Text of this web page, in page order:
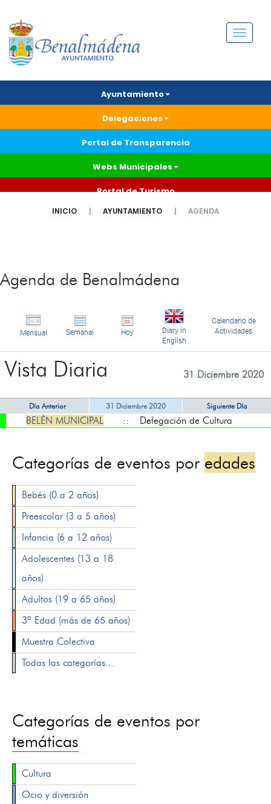
Menú
Ayuntamiento
Delegaciones
Portal de Transparencia
Webs Municipales
Portal de Turismo
INICIO AYUNTAMIENTO AGENDA
Agenda de Benalmádena
Mensual Semanal Hoy
Diary in
English
Calendario de
Actividades
Vista Diaria 31 Diciembre 2020
Día Anterior 31 Diciembre 2020 Siguiente Día
BELÉN MUNICIPAL :: Delegación de Cultura
Categorías de eventos por edades
Bebés (0 a 2 años)
Preescolar (3 a 5 años)
Infancia (6 a 12 años)
Adolescentes (13 a 18
años)
Adultos (19 a 65 años)
3ª Edad (más de 65 años)
Muestra Colectiva
Todas las categorías...
Categorías de eventos por
temáticas
Cultura
Ocio y diversión